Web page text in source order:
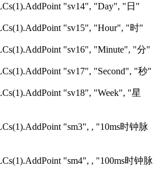
"sv14", "Day", "日"
"sv15", "Hour", "时"
"sv16", "Minute", "分"
"sv17", "Second", "秒"
"sv18", "Week", "星
"sm3", , "10ms时钟脉
"sm4", , "100ms时钟脉